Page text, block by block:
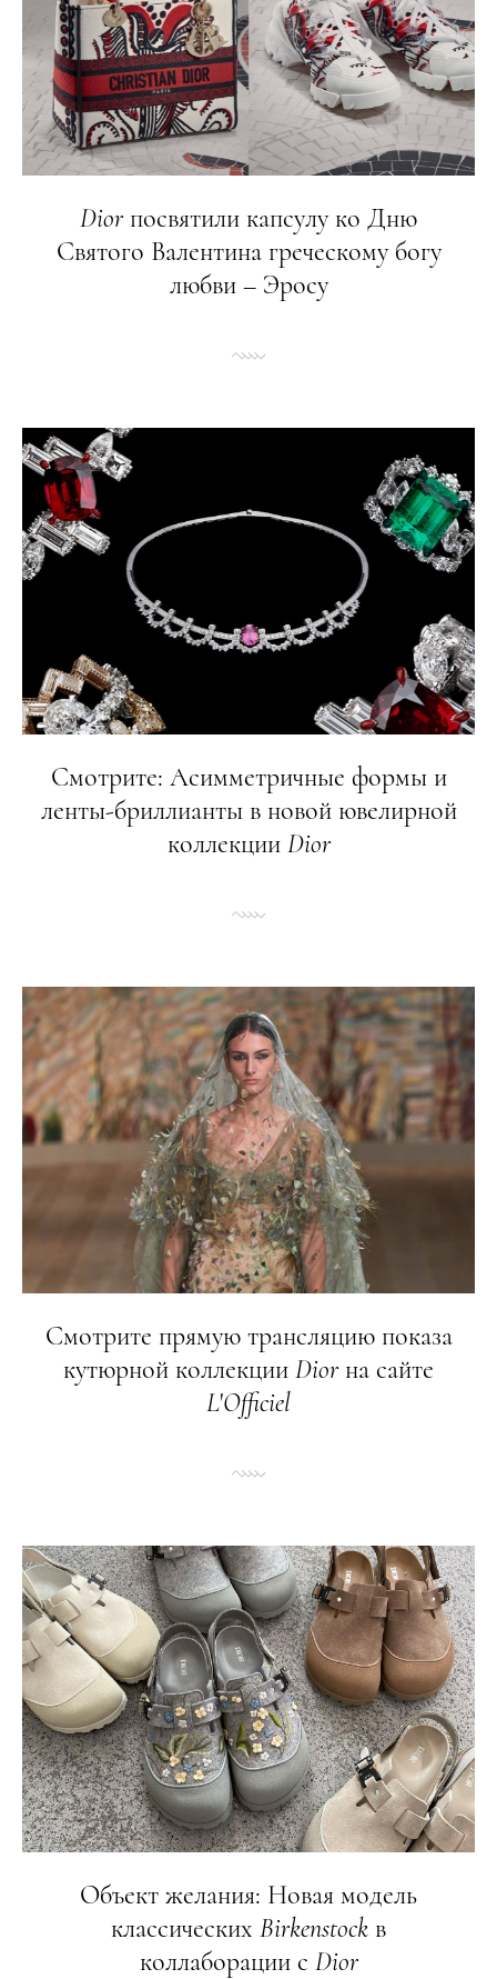
Diorпосвятили капсулу ко Дню
Святого Валентина греческому богу
любви – Эросу
Смотрите: Асимметричные формы и
ленты-бриллианты в новой ювелирной
коллекции Dior
Смотрите прямую трансляцию показа
кутюрной коллекции Diorна сайте
L'Officiel
Объект желания: Новая модель
классических Birkenstock в
коллаборации с Dior